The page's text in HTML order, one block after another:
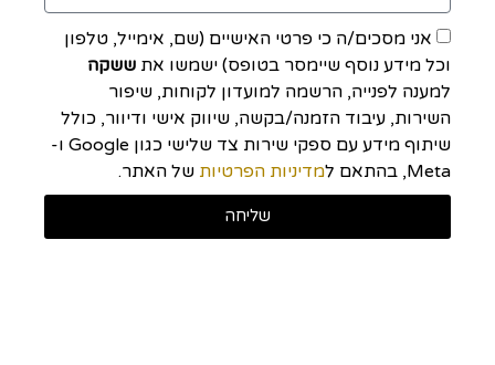
אני מסכים/ה כי פרטי האישיים (שם, אימייל, טלפון
וכל מידע נוסף שיימסר בטופס) ישמשו את ששקה
למענה לפנייה, הרשמה למועדון לקוחות, שיפור
השירות, עיבוד הזמנה/בקשה, שיווק אישי ודיוור, כולל
שיתוף מידע עם ספקי שירות צד שלישי כגון Google ו-
Meta, בהתאם ל
מדיניות הפרטיות של האתר.
שליחה